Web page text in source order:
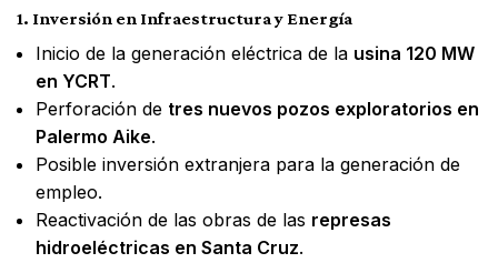
1. Inversión en Infraestructura y Energía
Inicio de la generación eléctrica de la usina 120 MW
en YCRT.
Perforación de tres nuevos pozos exploratorios en
Palermo Aike.
Posible inversión extranjera para la generación de
empleo.
Reactivación de las obras de las represas
hidroeléctricas en Santa Cruz.